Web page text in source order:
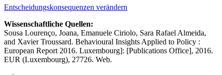
Entscheidungskonsequenzen verändern
Wissenschaftliche Quellen:
Sousa Lourenço, Joana, Emanuele Ciriolo, Sara Rafael Almeida,
and Xavier Troussard. Behavioural Insights Applied to Policy :
European Report 2016. Luxembourg]: [Publications Office], 2016.
EUR (Luxembourg), 27726. Web.